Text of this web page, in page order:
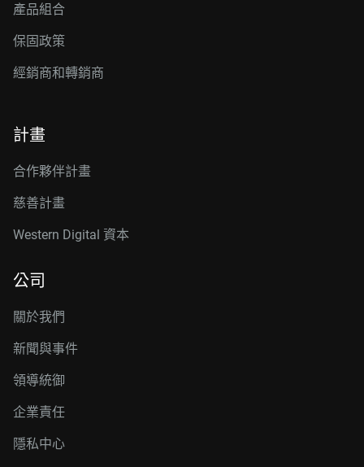
產品組合
保固政策
經銷商和轉銷商
計畫
合作夥伴計畫
慈善計畫
Western Digital 資本
公司
關於我們
新聞與事件
領導統御
企業責任
隱私中心